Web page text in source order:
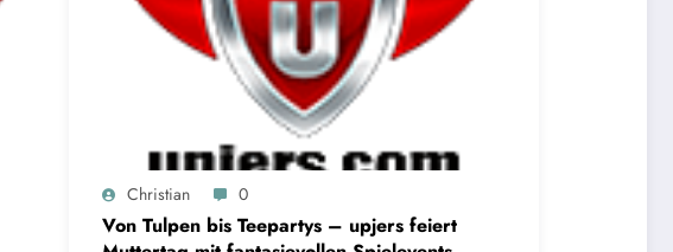
Christian 0
Von Tulpen bis Teepartys – upjers feiert